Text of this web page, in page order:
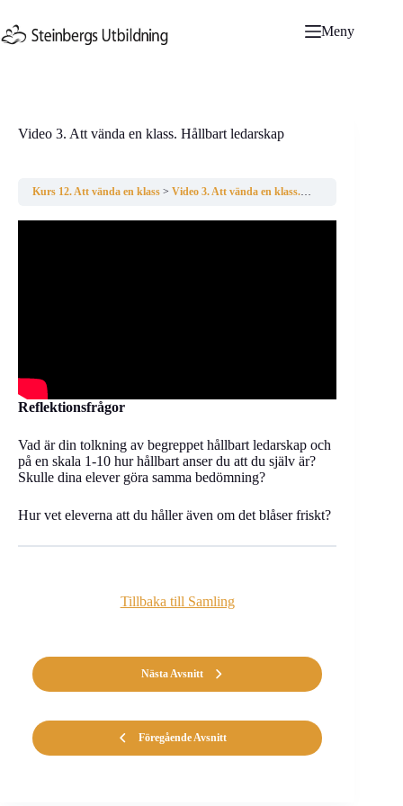
till
innehåll
Meny
Video 3. Att vända en klass. Hållbart ledarskap
Kurs 12. Att vända en klass Video 3. Att vända en klass. Hållbart ledarskap
Reflektionsfrågor
Vad är din tolkning av begreppet hållbart ledarskap och
på en skala 1-10 hur hållbart anser du att du själv är?
Skulle dina elever göra samma bedömning?
Hur vet eleverna att du håller även om det blåser friskt?
Föregående Avsnitt
Tillbaka till Samling
Nästa Avsnitt